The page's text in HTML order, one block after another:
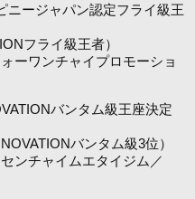
ージャパン認定フライ級王
フライ級王者）
ーワンチャイプロモーショ
バンタム級王座決定
バンタム級3位）
ンチャイムエタイジム／